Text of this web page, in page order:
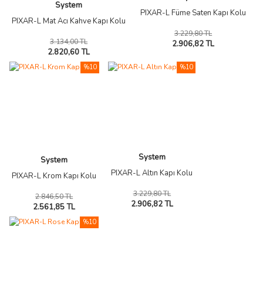
System
PIXAR-L Mat Acı Kahve Kapı Kolu
3.134,00 TL
2.820,60 TL
PIXAR-L Füme Saten Kapı Kolu
3.229,80 TL
2.906,82 TL
System
PIXAR-L Krom Kapı Kolu
2.846,50 TL
2.561,85 TL
%10
System
PIXAR-L Altın Kapı Kolu
3.229,80 TL
2.906,82 TL
%10
%10